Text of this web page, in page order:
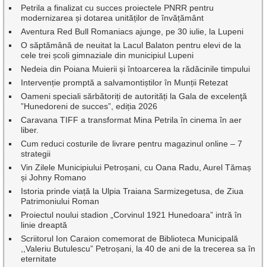
Petrila a finalizat cu succes proiectele PNRR pentru
modernizarea și dotarea unităților de învățământ
Aventura Red Bull Romaniacs ajunge, pe 30 iulie, la Lupeni
O săptămână de neuitat la Lacul Balaton pentru elevi de la
cele trei școli gimnaziale din municipiul Lupeni
Nedeia din Poiana Muierii și întoarcerea la rădăcinile timpului
Intervenție promptă a salvamontiștilor în Munții Retezat
Oameni speciali sărbătoriți de autorități la Gala de excelenţă
”Hunedoreni de succes”, ediția 2026
Caravana TIFF a transformat Mina Petrila în cinema în aer
liber.
Cum reduci costurile de livrare pentru magazinul online – 7
strategii
Vin Zilele Municipiului Petroșani, cu Oana Radu, Aurel Tămaș
și Johny Romano
Istoria prinde viață la Ulpia Traiana Sarmizegetusa, de Ziua
Patrimoniului Roman
Proiectul noului stadion „Corvinul 1921 Hunedoara” intră în
linie dreaptă
Scriitorul Ion Caraion comemorat de Biblioteca Municipală
,,Valeriu Butulescu” Petroșani, la 40 de ani de la trecerea sa în
eternitate